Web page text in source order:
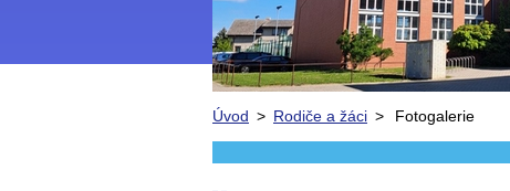
Úvod > Rodiče a žáci > Fotogalerie